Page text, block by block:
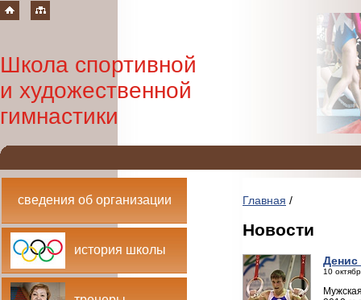
Школа спортивной
и художественной
гимнастики
сведения об организации
история школы
Главная /
Новости
Денис
10